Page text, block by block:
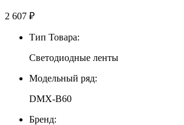
2 607 ₽
Тип Товара:
Светодиодные ленты
Модельный ряд:
DMX-B60
Бренд: